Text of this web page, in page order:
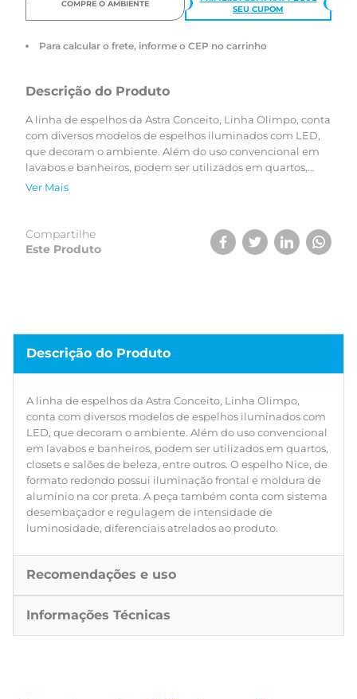
COMPRE O AMBIENTE
SEU CUPOM
Para calcular o frete, informe o CEP no carrinho
Descrição do Produto
A linha de espelhos da Astra Conceito, Linha Olimpo, conta
com diversos modelos de espelhos iluminados com LED,
que decoram o ambiente. Além do uso convencional em
lavabos e banheiros, podem ser utilizados em quartos,
closets e salões de beleza, entre outros. O espelho Nice, de
desembaçador e regulagem de intensidade de
luminosidade, diferenciais atrelados ao produto.
Ver Mais
Compartilhe
Este Produto
Descrição do Produto
A linha de espelhos da Astra Conceito, Linha Olimpo,
conta com diversos modelos de espelhos iluminados com
LED, que decoram o ambiente. Além do uso convencional
em lavabos e banheiros, podem ser utilizados em quartos,
closets e salões de beleza, entre outros. O espelho Nice, de
formato redondo possui iluminação frontal e moldura de
alumínio na cor preta. A peça também conta com sistema
desembaçador e regulagem de intensidade de
luminosidade, diferenciais atrelados ao produto.
Recomendações e uso
Informações Técnicas